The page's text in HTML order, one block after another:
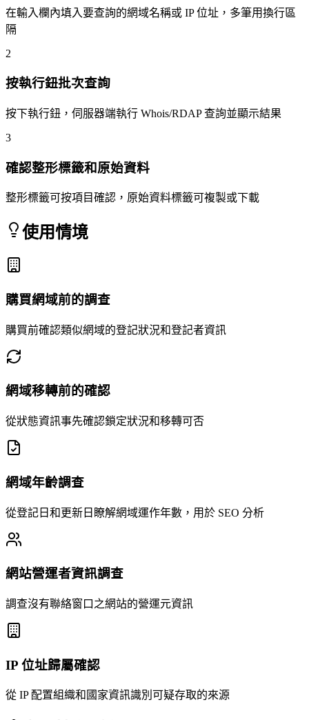
在輸入欄內填入要查詢的網域名稱或 IP 位址，多筆用換行區
隔
2
按執行鈕批次查詢
按下執行鈕，伺服器端執行 Whois/RDAP 查詢並顯示結果
3
確認整形標籤和原始資料
整形標籤可按項目確認，原始資料標籤可複製或下載
使用情境
購買網域前的調查
購買前確認類似網域的登記狀況和登記者資訊
網域移轉前的確認
從狀態資訊事先確認鎖定狀況和移轉可否
網域年齡調查
從登記日和更新日瞭解網域運作年數，用於 SEO 分析
網站營運者資訊調查
調查沒有聯絡窗口之網站的營運元資訊
IP 位址歸屬確認
從 IP 配置組織和國家資訊識別可疑存取的來源